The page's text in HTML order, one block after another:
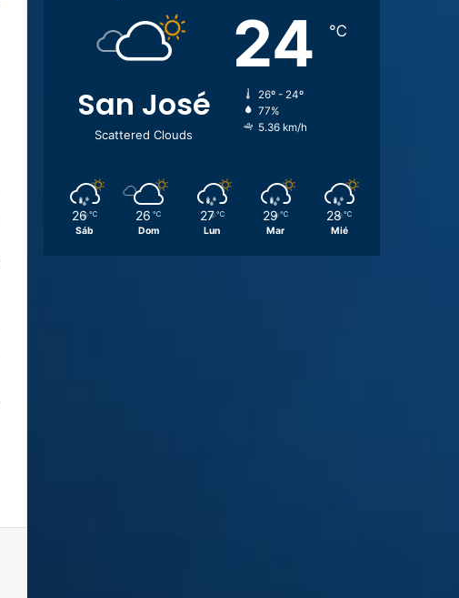
San José
Scattered Clouds
24 ℃
26º - 24º
77%
5.36 km/h
26 ℃
Sáb
26 ℃
Dom
27 ℃
Lun
29 ℃
Mar
28 ℃
Mié